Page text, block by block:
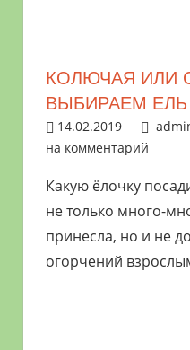
Поможем
обустройстве
дачного
участка
богатого
урожая.
КОЛЮЧАЯ ИЛИ
ВЫБИРАЕМ
14.02.2019
на комментарий
Какую ёлочку
не только много-
принесла, но и не
огорчений